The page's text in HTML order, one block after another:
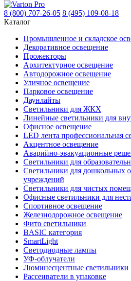
8 (800) 707-26-05 8 (495) 109-08-18
Каталог
Промышленное и складское
Декоративное освещение
Прожекторы
Архитектурное освещение
Автодорожное освещение
Уличное освещение
Парковое освещение
Даунлайты
Светильники для ЖКХ
Линейные светильники для
Офисное освещение
LED лента профессиональная
Акцентное освещение
Аварийно-эвакуационные
Светильники для
Светильники для дошкольных
учреждений
Светильники для чистых
Офисные светильники для
Спортивное освещение
Железнодорожное освещение
Фито светильники
BASIC категория
SmartLight
Светодиодные лампы
УФ-облучатели
Люминесцентные светильники
Рассеиватели в упаковке